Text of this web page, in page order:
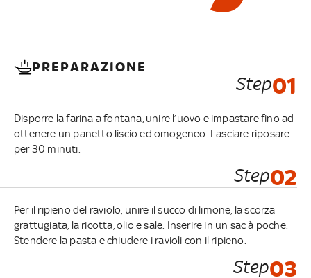
PREPARAZIONE
Step01
Disporre la farina a fontana, unire l’uovo e impastare fino ad
ottenere un panetto liscio ed omogeneo. Lasciare riposare
per 30 minuti.
Step02
Per il ripieno del raviolo, unire il succo di limone, la scorza
grattugiata, la ricotta, olio e sale. Inserire in un sac à poche.
Stendere la pasta e chiudere i ravioli con il ripieno.
Step03